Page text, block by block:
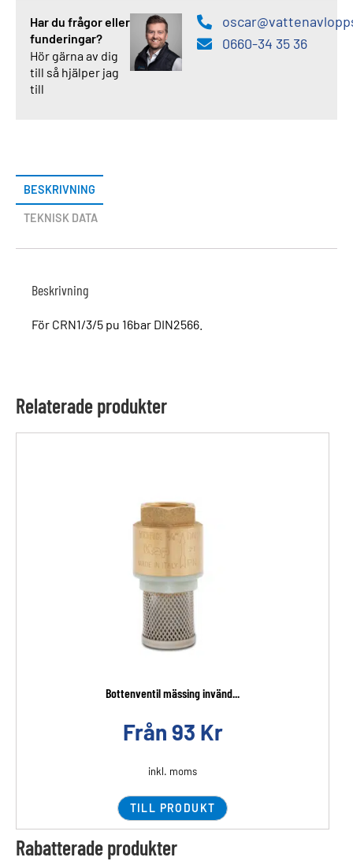
Har du frågor eller
funderingar?
Hör gärna av dig
till så hjälper jag
till
0660-34 35 36
BESKRIVNING
TEKNISK DATA
Beskrivning
För CRN1/3/5 pu 16bar DIN2566.
Relaterade produkter
Bottenventil mässing invänd...
Från 93 Kr
inkl. moms
TILL PRODUKT
Rabatterade produkter